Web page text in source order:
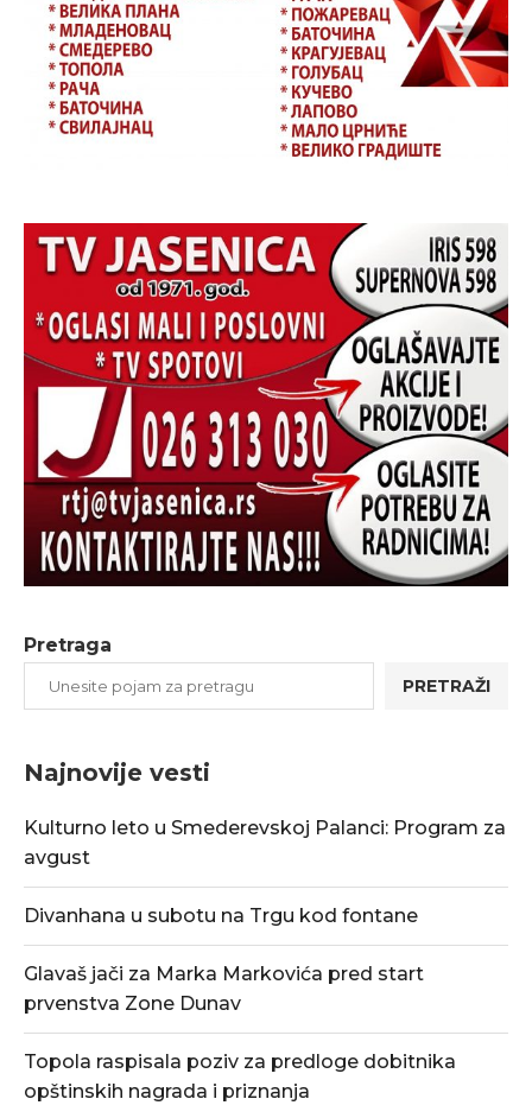
Pretraga
PRETRAŽI
Najnovije vesti
Kulturno leto u Smederevskoj Palanci: Program za
avgust
Divanhana u subotu na Trgu kod fontane
Glavaš jači za Marka Markovića pred start
prvenstva Zone Dunav
Topola raspisala poziv za predloge dobitnika
opštinskih nagrada i priznanja